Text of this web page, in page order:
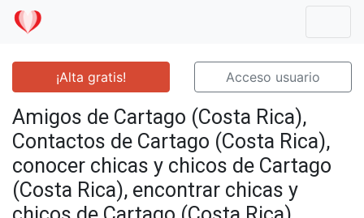
¡Alta gratis! Acceso usuario
Amigos de Cartago (Costa Rica),
Contactos de Cartago (Costa Rica),
conocer chicas y chicos de Cartago
(Costa Rica), encontrar chicas y